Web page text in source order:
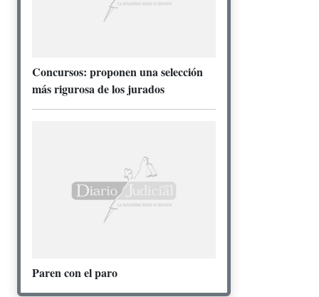
Concursos: proponen una selección
más rigurosa de los jurados
Paren con el paro